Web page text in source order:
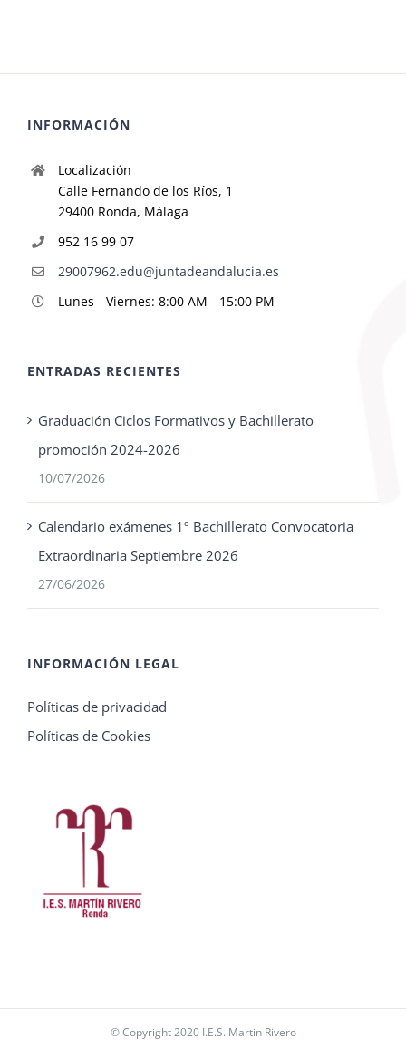
INFORMACIÓN
Localización
Calle Fernando de los Ríos, 1
29400 Ronda, Málaga
952 16 99 07
29007962.edu@juntadeandalucia.es
Lunes - Viernes: 8:00 AM - 15:00 PM
ENTRADAS RECIENTES
Graduación Ciclos Formativos y Bachillerato
promoción 2024-2026
10/07/2026
Calendario exámenes 1º Bachillerato Convocatoria
Extraordinaria Septiembre 2026
27/06/2026
INFORMACIÓN LEGAL
Políticas de privacidad
Políticas de Cookies
© Copyright 2020 I.E.S. Martin Rivero